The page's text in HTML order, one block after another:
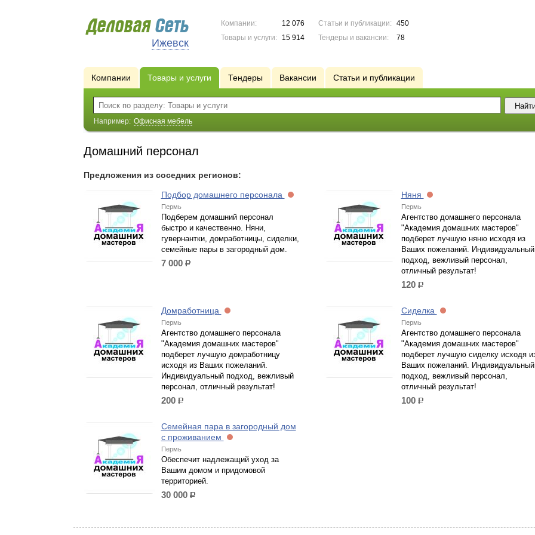
Ижевск
Компании:
12 076
Товары и услуги:
15 914
Статьи и публикации:
450
Тендеры и вакансии:
78
Компании Товары и услуги Тендеры Вакансии Статьи и публикации
Например: Офисная мебель
Домашний персонал
Предложения из соседних регионов:
Подбор домашнего персонала
Пермь
Подберем домашний персонал
быстро и качественно. Няни,
гувернантки, домработницы, сиделки,
семейные пары в загородный дом.
7 000 р.
Няня
Пермь
Агентство домашнего персонала
"Академия домашних мастеров"
подберет лучшую няню исходя из
Ваших пожеланий. Индивидуальный
подход, вежливый персонал,
отличный результат!
120 р.
Домработница
Пермь
Агентство домашнего персонала
"Академия домашних мастеров"
подберет лучшую домработницу
исходя из Ваших пожеланий.
Индивидуальный подход, вежливый
персонал, отличный результат!
200 р.
Сиделка
Пермь
Агентство домашнего персонала
"Академия домашних мастеров"
подберет лучшую сиделку исходя
Ваших пожеланий. Индивидуальный
подход, вежливый персонал,
отличный результат!
100 р.
Семейная пара в загородный дом
с проживанием
Пермь
Обеспечит надлежащий уход за
Вашим домом и придомовой
территорией.
30 000 р.